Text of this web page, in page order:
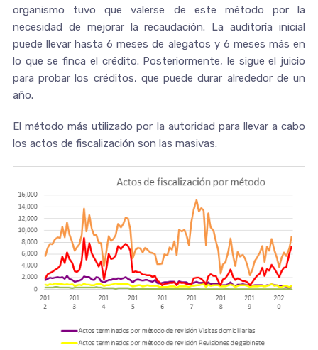
organismo tuvo que valerse de este método por la
necesidad de mejorar la recaudación. La auditoría inicial
puede llevar hasta 6 meses de alegatos y 6 meses más en
lo que se finca el crédito. Posteriormente, le sigue el juicio
para probar los créditos, que puede durar alrededor de un
año.
El método más utilizado por la autoridad para llevar a cabo
los actos de fiscalización son las masivas.